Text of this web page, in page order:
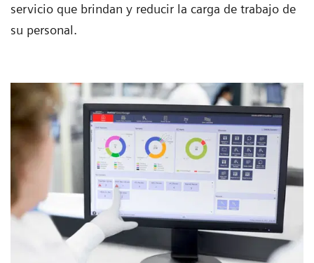
servicio que brindan y reducir la carga de trabajo de
su personal.